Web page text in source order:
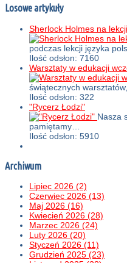
Losowe artykuły
Sherlock Holmes na
podczas lekcji języka
Ilość odsłon: 7160
Warsztaty w edukacji
świątecznych
Ilość odsłon: 322
"Rycerz Łodzi"
Nasza
pamiętamy…
Ilość odsłon: 5910
Archiwum
Lipiec 2026 (2)
Czerwiec 2026 (13)
Maj 2026 (16)
Kwiecień 2026 (28)
Marzec 2026 (24)
Luty 2026 (20)
Styczeń 2026 (11)
Grudzień 2025 (23)